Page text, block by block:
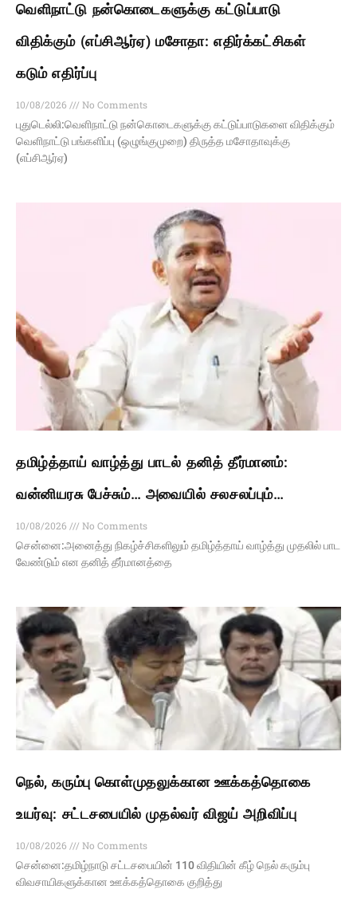
வெளிநாட்டு நன்கொடைகளுக்கு கட்டுப்பாடு
விதிக்கும் (எப்சிஆர்ஏ) மசோதா: எதிர்க்கட்சிகள்
கடும் எதிர்ப்பு
10/08/2026
No Comments
புதுடெல்லி:வெளி​நாட்டு நன்​கொடைகளுக்கு கட்​டுப்​பாடு​களை விதிக்​கும்
வெளிநாட்டு பங்களிப்பு (ஒழுங்​கு​முறை) திருத்த மசோதாவுக்கு
(எப்சிஆர்ஏ)
தமிழ்த்தாய் வாழ்த்து பாடல் தனித் தீர்மானம்:
வன்னியரசு பேச்சும்… அவையில் சலசலப்பும்…
10/08/2026
No Comments
சென்னை:அனைத்து நிகழ்ச்சிகளிலும் தமிழ்த்தாய் வாழ்த்து முதலில் பாட
வேண்டும் என தனித் தீர்மானத்தை
நெல், கரும்பு கொள்முதலுக்கான ஊக்கத்தொகை
உயர்வு: சட்டசபையில் முதல்வர் விஜய் அறிவிப்பு
10/08/2026
No Comments
சென்னை:தமிழ்நாடு சட்டசபையின் 110 விதியின் கீழ் நெல் கரும்பு
விவசாயிகளுக்கான ஊக்கத்தொகை குறித்து